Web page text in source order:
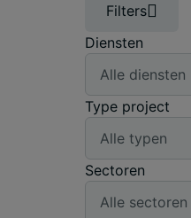
Filters
Diensten
Type project
Sectoren